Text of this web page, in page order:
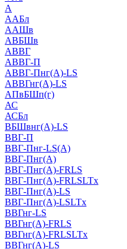
А
ААБл
ААШв
АВБШв
АВВГ
АВВГ-П
АВВГ-Пнг(А)-LS
АВВГнг(А)-LS
АПвБШп(г)
АС
АСБл
ВБШвнг(А)-LS
ВВГ-П
ВВГ-Пнг-LS(А)
ВВГ-Пнг(А)
ВВГ-Пнг(А)-FRLS
ВВГ-Пнг(А)-FRLSLTx
ВВГ-Пнг(А)-LS
ВВГ-Пнг(А)-LSLTx
ВВГнг-LS
ВВГнг(А)-FRLS
ВВГнг(А)-FRLSLTx
ВВГнг(А)-LS